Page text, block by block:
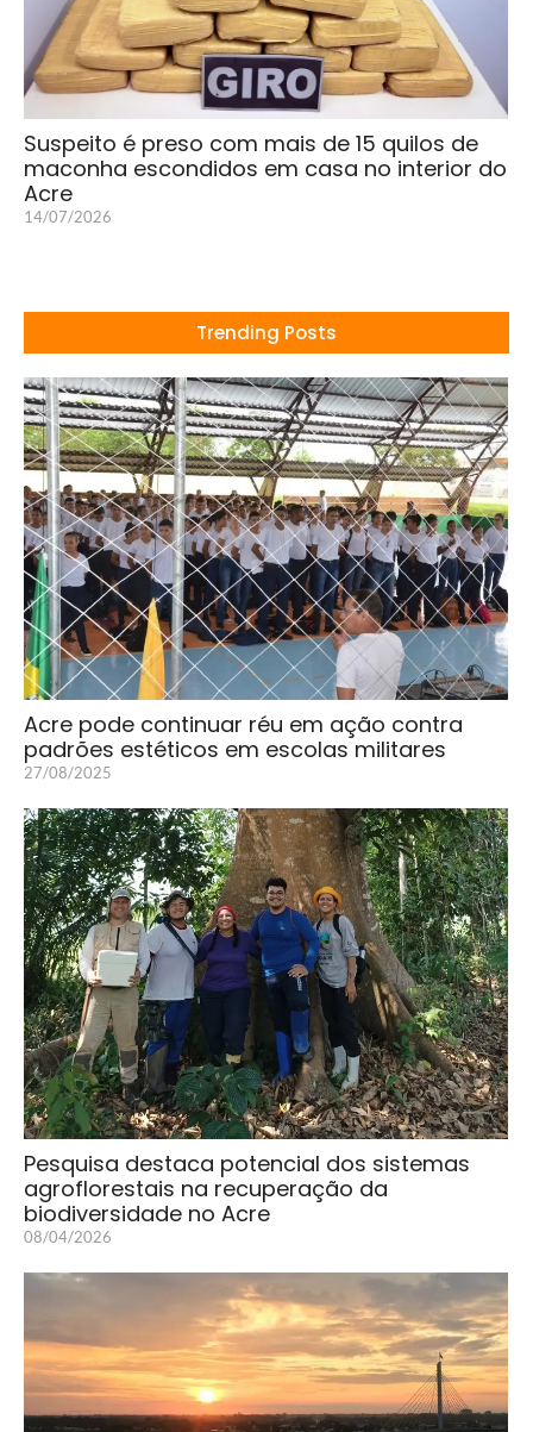
Suspeito é preso com mais de 15 quilos de
maconha escondidos em casa no interior do
Acre
14/07/2026
Trending Posts
Acre pode continuar réu em ação contra
padrões estéticos em escolas militares
27/08/2025
Pesquisa destaca potencial dos sistemas
agroflorestais na recuperação da
biodiversidade no Acre
08/04/2026